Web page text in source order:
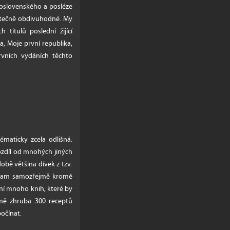
a posléze
obdivuhodné. My
titulů poslední žijící
Moje první republika,
vydáních těchto
zcela odlišná.
od mnohých jiných
většina dívek z tzv.
samozřejmě kromě
mnoho knih, které by
zhruba 300 receptů